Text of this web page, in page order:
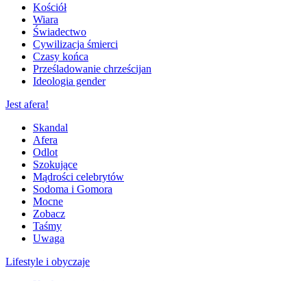
Kościół
Wiara
Świadectwo
Cywilizacja śmierci
Czasy końca
Prześladowanie chrześcijan
Ideologia gender
Jest afera!
Skandal
Afera
Odlot
Szokujące
Mądrości celebrytów
Sodoma i Gomora
Mocne
Zobacz
Taśmy
Uwaga
Lifestyle i obyczaje